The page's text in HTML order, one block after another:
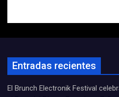
Entradas recientes
El Brunch Electronik Festival